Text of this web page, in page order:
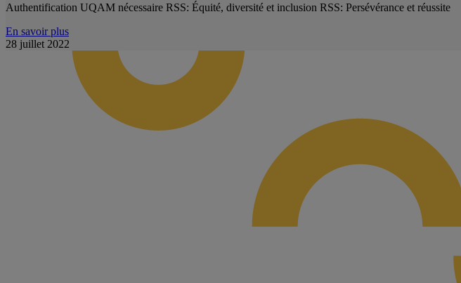
Authentification UQAM nécessaire RSS: Équité, diversité et inclusion RSS: Persévérance et réussite
En savoir plus
28 juillet 2022